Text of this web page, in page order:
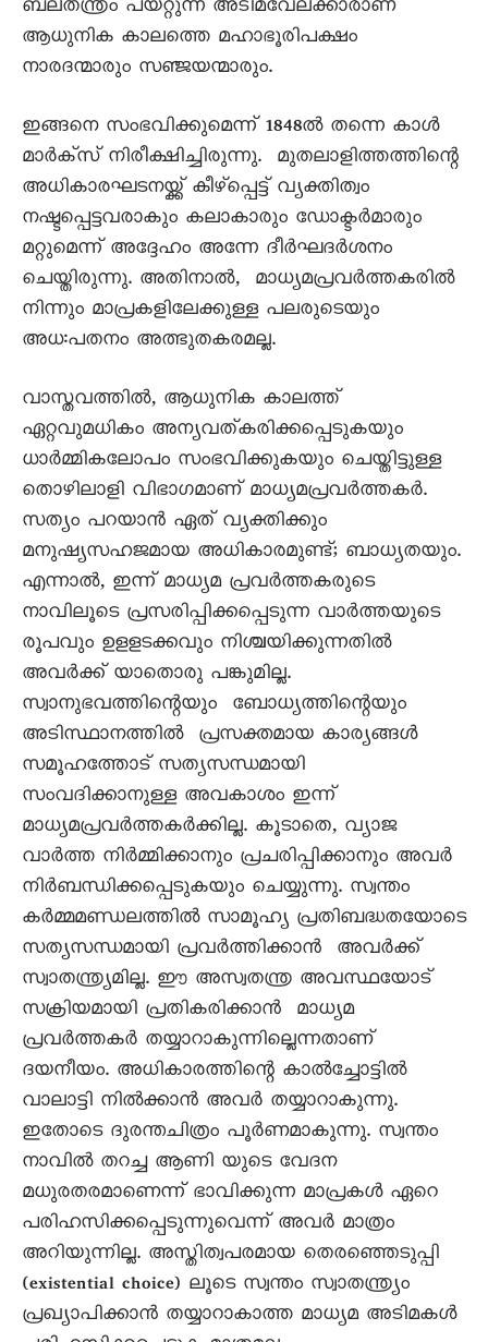
ബലതന്ത്രം പയറ്റുന്ന അടിമവേലക്കാരാണ്
ആധുനിക കാലത്തെ മഹാഭൂരിപക്ഷം
നാരദന്മാരും സഞ്ജയന്മാരും.
ഇങ്ങനെ സംഭവിക്കുമെന്ന് 1848ൽ തന്നെ കാൾ
മാർക്സ് നിരീക്ഷിച്ചിരുന്നു. മുതലാളിത്തത്തിന്റെ
അധികാരഘടനയ്ക്ക് കീഴ്പ്പെട്ട് വ്യക്തിത്വം
നഷ്ടപ്പെട്ടവരാകും കലാകാരും ഡോക്ടർമാരും
മറ്റുമെന്ന് അദ്ദേഹം അന്നേ ദീർഘദർശനം
ചെയ്തിരുന്നു. അതിനാൽ, മാധ്യമപ്രവർത്തകരിൽ
നിന്നും മാപ്രകളിലേക്കുള്ള പലരുടെയും
അധ:പതനം അത്ഭുതകരമല്ല.
വാസ്തവത്തിൽ, ആധുനിക കാലത്ത്
ഏറ്റവുമധികം അന്യവത്കരിക്കപ്പെടുകയും
ധാർമ്മികലോപം സംഭവിക്കുകയും ചെയ്തിട്ടുള്ള
തൊഴിലാളി വിഭാഗമാണ് മാധ്യമപ്രവർത്തകർ.
സത്യം പറയാൻ ഏത് വ്യക്തിക്കും
മനുഷ്യസഹജമായ അധികാരമുണ്ട്; ബാധ്യതയും.
എന്നാൽ, ഇന്ന് മാധ്യമ പ്രവർത്തകരുടെ
നാവിലൂടെ പ്രസരിപ്പിക്കപ്പെടുന്ന വാർത്തയുടെ
രൂപവും ഉളളടക്കവും നിശ്ചയിക്കുന്നതിൽ
അവർക്ക് യാതൊരു പങ്കുമില്ല.
സ്വാനുഭവത്തിന്റെയും ബോധ്യത്തിന്റെയും
അടിസ്ഥാനത്തിൽ പ്രസക്തമായ കാര്യങ്ങൾ
സമൂഹത്തോട് സത്യസന്ധമായി
സംവദിക്കാനുള്ള അവകാശം ഇന്ന്
മാധ്യമപ്രവർത്തകർക്കില്ല. കൂടാതെ, വ്യാജ
വാർത്ത നിർമ്മിക്കാനും പ്രചരിപ്പിക്കാനും അവർ
നിർബന്ധിക്കപ്പെടുകയും ചെയ്യുന്നു. സ്വന്തം
കർമ്മമണ്ഡലത്തിൽ സാമൂഹ്യ പ്രതിബദ്ധതയോടെ
സത്യസന്ധമായി പ്രവർത്തിക്കാൻ അവർക്ക്
സ്വാതന്ത്ര്യമില്ല. ഈ അസ്വതന്ത്ര അവസ്ഥയോട്
സക്രിയമായി പ്രതികരിക്കാൻ മാധ്യമ
പ്രവർത്തകർ തയ്യാറാകുന്നില്ലെന്നതാണ്
ദയനീയം. അധികാരത്തിന്റെ കാൽച്ചോട്ടിൽ
വാലാട്ടി നിൽക്കാൻ അവർ തയ്യാറാകുന്നു.
ഇതോടെ ദുരന്തചിത്രം പൂർണമാകുന്നു. സ്വന്തം
നാവിൽ തറച്ച ആണി യുടെ വേദന
മധുരതരമാണെന്ന് ഭാവിക്കുന്ന മാപ്രകൾ ഏറെ
പരിഹസിക്കപ്പെടുന്നുവെന്ന് അവർ മാത്രം
അറിയുന്നില്ല. അസ്തിത്വപരമായ തെരഞ്ഞെടുപ്പി
(existential choice) ലൂടെ സ്വന്തം സ്വാതന്ത്ര്യം
പ്രഖ്യാപിക്കാൻ തയ്യാറാകാത്ത മാധ്യമ അടിമകൾ